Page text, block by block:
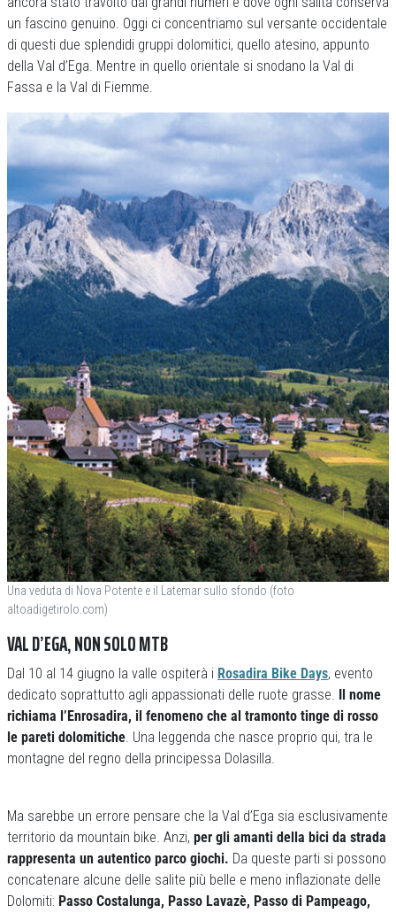
un fascino genuino. Oggi ci concentriamo sul versante occidentale
di questi due splendidi gruppi dolomitici, quello atesino, appunto
della Val d’Ega. Mentre in quello orientale si snodano la Val di
Fassa e la Val di Fiemme.
Una veduta di Nova Potente e il Latemar sullo sfondo (foto
altoadigetirolo.com)
VAL D’EGA, NON SOLO MTB
Dal 10 al 14 giugno la valle ospiterà i Rosadira Bike Days, evento
dedicato soprattutto agli appassionati delle ruote grasse. Il nome
richiama l’Enrosadira, il fenomeno che al tramonto tinge di rosso
le pareti dolomitiche. Una leggenda che nasce proprio qui, tra le
montagne del regno della principessa Dolasilla.
Ma sarebbe un errore pensare che la Val d’Ega sia esclusivamente
territorio da mountain bike. Anzi, per gli amanti della bici da strada
rappresenta un autentico parco giochi. Da queste parti si possono
concatenare alcune delle salite più belle e meno inflazionate delle
Dolomiti: Passo Costalunga, Passo Lavazè, Passo di Pampeago,